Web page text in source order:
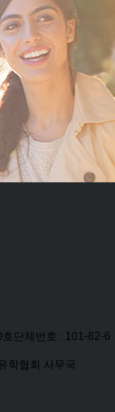
단체번호 : 101-82-6
학협회 사무국